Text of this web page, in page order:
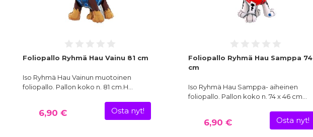
Foliopallo Ryhmä Hau Vainu 81 cm
Iso Ryhmä Hau Vainun muotoinen
foliopallo. Pallon koko n. 81 cm.H…
6,90 € Osta nyt!
Foliopallo Ryhmä Hau Samppa 74
cm
Iso Ryhmä Hau Samppa- aiheinen
foliopallo. Pallon koko n. 74 x 46 cm…
6,90 € Osta nyt!